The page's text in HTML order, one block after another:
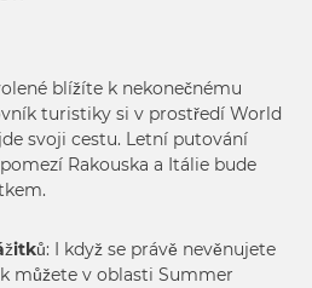
blížíte k nekonečnému
turistiky si v prostředí World
svoji cestu. Letní putování
Rakouska a Itálie bude
: I když se právě nevěnujete
můžete v oblasti Summer